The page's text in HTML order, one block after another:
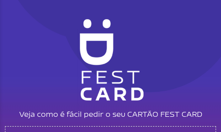
Veja como é fácil pedir o seu CARTÃO FEST CARD